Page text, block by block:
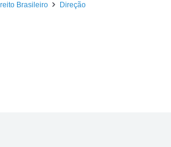
Brasileiro Direção